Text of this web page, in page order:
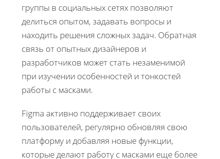
группы в социальных сетях позволяют
делиться опытом, задавать вопросы и
находить решения сложных задач. Обратная
связь от опытных дизайнеров и
разработчиков может стать незаменимой
при изучении особенностей и тонкостей
работы с масками.
Figma активно поддерживает своих
пользователей, регулярно обновляя свою
платформу и добавляя новые функции,
которые делают работу с масками еще более